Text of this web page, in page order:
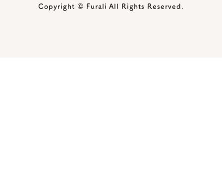
Copyright © Furali All Rights Reserved.